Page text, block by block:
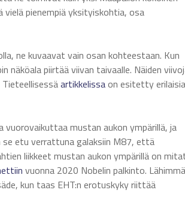
pienempiä yksityiskohtia, osa
ne kuvaavat vain osan kohteestaan. Kun
näköala piirtää viivan taivaalle. Näiden
artikkelissaon esitetty erilaisia
mustan aukon ympärillä, ja
etu verrattuna galaksiin M87, että
liikkeet mustan aukon ympärillä on
vuonna 2020 Nobelin palkinto.
kun taas EHT:n erotuskyky riittää